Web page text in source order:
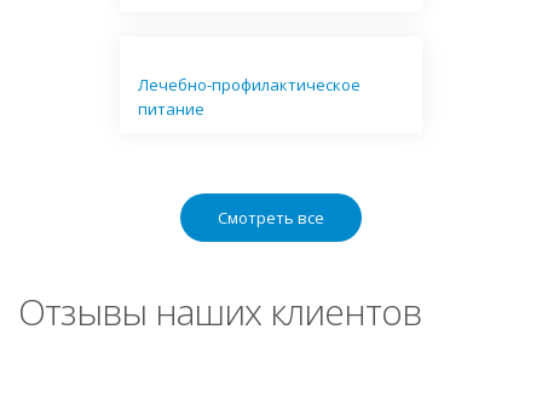
Лечебно-профилактическое
питание
Смотреть все
Отзывы наших клиентов